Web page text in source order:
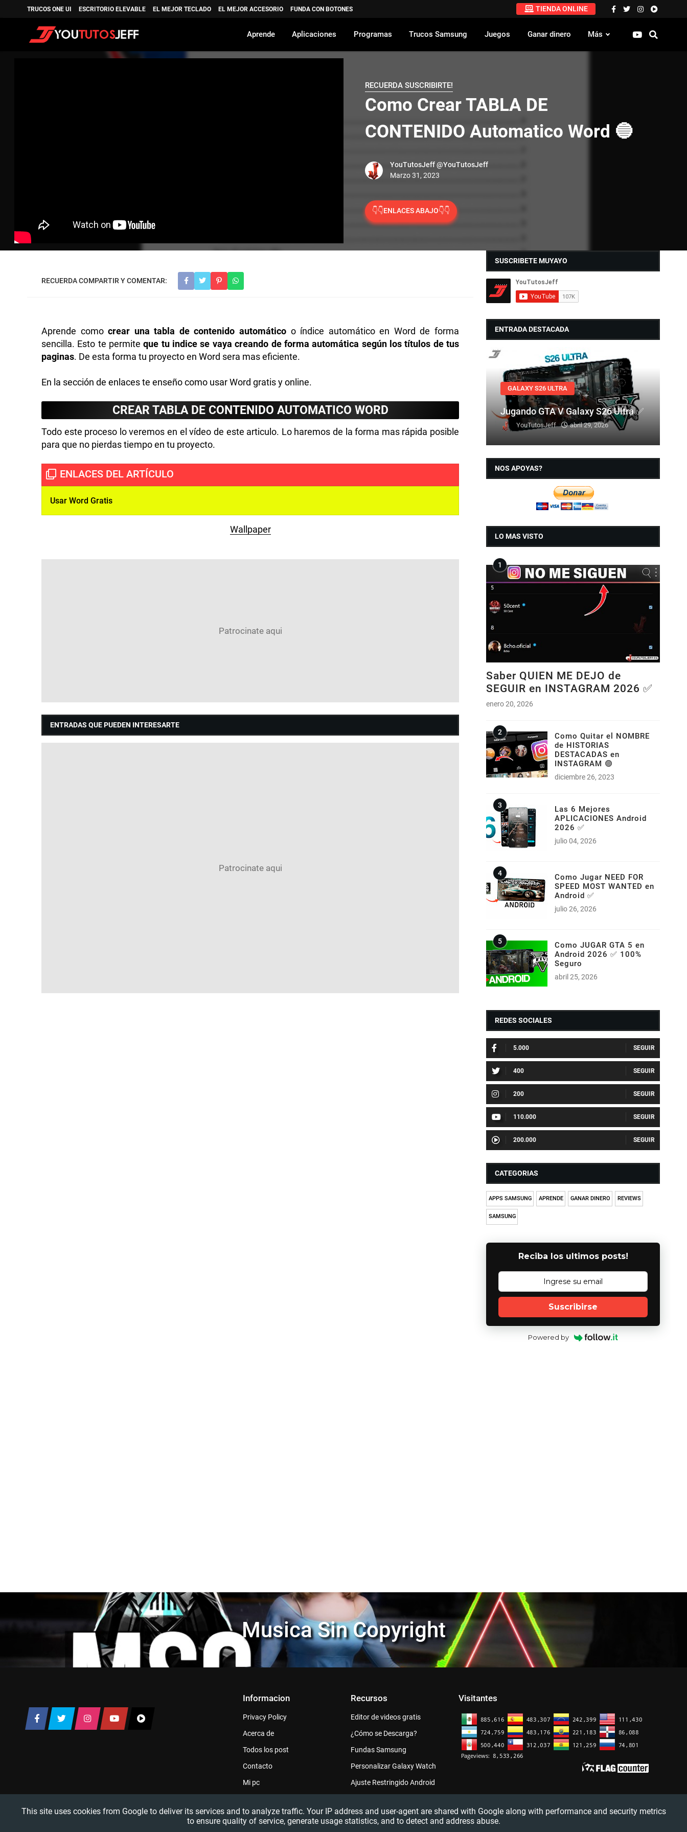
TRUCOS ONE UI ESCRITORIO ELEVABLE EL MEJOR TECLADO EL MEJOR ACCESORIO FUNDA CON BOTONES TIENDA ONLINE
Aprende Aplicaciones Programas Trucos Samsung Juegos Ganar dinero Más
Como Crear TABLA DE
CONTENIDO Automatico Word 🔵
RECUERDA SUSCRIBIRTE!
👇👇ENLACES ABAJO👇👇
YouTutosJeff@YouTutosJeff
Aprende comocrear una tabla de contenido automático o índice automático en Word de forma
sencilla. Esto te permiteque tu indice se vaya creando de forma automática según los títulos de tus
paginas. De esta forma tu proyecto en Word sera mas eficiente.
En la sección de enlaces te enseño como usar Word gratis y online.
CREAR TABLA DE CONTENIDO AUTOMATICO WORD
Todo este proceso lo veremos en el vídeo de este articulo. Lo haremos de la forma mas rápida posible
para que no pierdas tiempo en tu proyecto.
Usar Word Gratis
Wallpaper
ENTRADAS QUE PUEDEN INTERESARTE
SUSCRIBETE MUYAYO
ENTRADA DESTACADA
GALAXY S26 ULTRA
Jugando GTA V Galaxy S26 Ultra ✅
YouTutosJeff abril 29, 2026
NOS APOYAS?
LO MAS VISTO
Saber QUIEN ME DEJO de
SEGUIR en INSTAGRAM 2026 ✅
enero 20, 2026
Como Quitar el NOMBRE
de HISTORIAS
DESTACADAS en
INSTAGRAM 🟣
diciembre 26, 2023
Las 6 Mejores
APLICACIONES Android
2026 ✅
julio 04, 2026
Como Jugar NEED FOR
SPEED MOST WANTED en
Android ✅
julio 26, 2026
Como JUGAR GTA 5 en
Android 2026 ✅ 100%
Seguro
abril 25, 2026
REDES SOCIALES
5.000
400
200
110.000
200.000
CATEGORIAS
APPS SAMSUNG APRENDE GANAR DINERO REVIEWS
SAMSUNG
Reciba los ultimos posts!
Suscribirse
Powered by
Musica Sin Copyright
Informacion
Privacy Policy
Acerca de
Todos los post
Contacto
Mi pc
Recursos
Editor de videos gratis
¿Cómo se Descarga?
Fundas Samsung
Personalizar Galaxy Watch
Ajuste Restringido Android
Visitantes
This site uses cookies from Google to deliver its services and to analyze traffic. Your IP address and user-agent are shared with Google along with performance and security metrics
to ensure quality of service, generate usage statistics, and to detect and address abuse.